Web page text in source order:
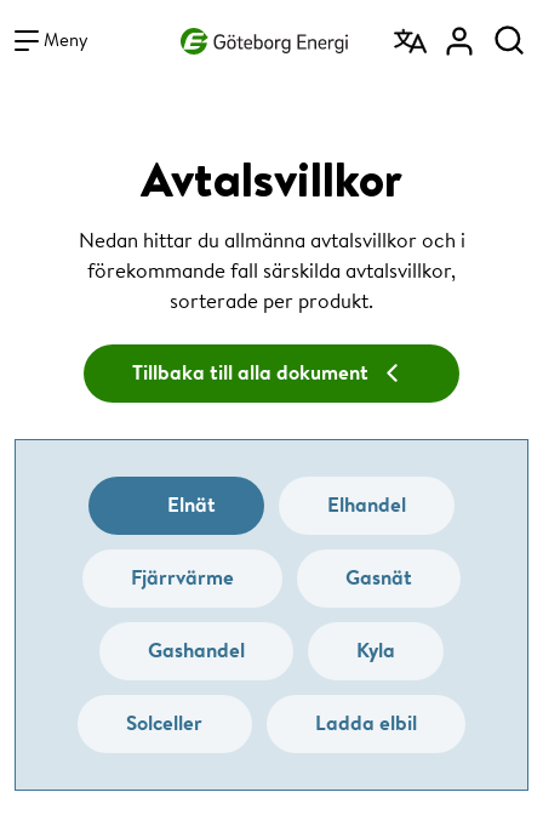
Meny
Avtalsvillkor
Nedan hittar du allmänna avtalsvillkor och i
förekommande fall särskilda avtalsvillkor,
sorterade per produkt.
Tillbaka till alla dokument
Elnät Elhandel
Fjärrvärme Gasnät
Gashandel Kyla
Solceller Ladda elbil